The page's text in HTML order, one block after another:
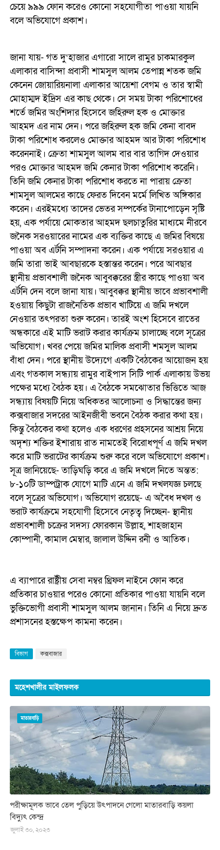
চেয়ে ৯৯৯ ফোন করেও কোনো সহযোগীতা পাওয়া যায়নি
বলে অভিযোগে প্রকাশ।
জানা যায়- গত দু‘হাজার এগারো সালে রামুর চাকমারকুল
এলাকার বাসিন্দা প্রবাসী শামসুল আলম তেপান্ন শতক জমি
কেনেন জোয়ারিয়নালা এলাকার আয়েশা বেগম ও তার স্বামী
মোহাম্মদ ইদ্রিস এর কাছ থেকে। সে সময় টাকা পরিশোধের
শর্তে জমির অংশিদার হিসেবে জহিরুল হক ও মোক্তার
আহমদ এর নাম দেন। পরে জহিরুল হক জমি কেনা বাবদ
টাকা পরিশোধ করলেও মোক্তার আহমদ আর টাকা পরিশোধ
করেননাই। ক্রেতা শামসুল আলম বার বার তাগিদ দেওয়ার
পরও মোক্তার আহমদ জমি কেনার টাকা পরিশোধ করেনি।
তিনি জমি কেনার টাকা পরিশোধ করতে না পারায় ক্রেতা
শামসুল আলমের কাছে ফেরত দিবেন মর্মে লিখিত অঙ্গিকার
করেন। এরইমধ্যে তাদের ভেতর সম্পর্কের টানাপোড়েন সৃষ্টি
হয়, এক পর্যায়ে মোকতার আহমদ ছলচাতুরির মাধ্যমে নীরবে
জনৈক সরওয়ারের নামের এক ব্যক্তির কাছে এ জমির বিষয়ে
পাওয়া অব এর্টনি সম্পাদনা করেন। এক পর্যায়ে সরওয়ার এ
জমি তারা ভাই আবছারকে হস্তান্তর করেন। পরে আবছার
স্থানীয় প্রভাবশালী জনৈক আবুবক্করের স্ত্রীর কাছে পাওয়া অব
এর্টনি দেন বলে জানা যায়। আবুবক্কর স্থানীয় ভাবে প্রভাবশালী
হওয়ায় কিছুটা রাজনৈতিক প্রভাব খাটিয়ে এ জমি দখলে
নেওয়ার তৎপরতা শুরু করেন। তারই অংশ হিসেবে রাতের
অন্ধকারে এই মাটি ভরাট করার কার্যক্রম চালাচ্ছে বলে সূত্রের
অভিযোগ। খবর পেয়ে জমির মালিক প্রবাসী শমসুল আলম
বাঁধা দেন। পরে স্থানীয় উদ্যেগে একটি বৈঠকের আয়োজন হয়
এবং গতকাল সন্ধ্যায় রামুর বাইপাস সিটি পার্ক এলাকায় উভয়
পক্ষের মধ্যে বৈঠক হয়। এ বৈঠকে সমঝোতার ভিত্তিতে আজ
সন্ধ্যায় বিষয়টি নিয়ে অধিকতর আলোচনা ও সিদ্ধান্তের জন্য
কক্সবাজার সদরের আইনজীবী ভবনে বৈঠক করার কথা হয়।
কিন্তু বৈঠকের কথা হলেও এক ধরণের প্রহসনের আশ্রয় নিয়ে
অদৃশ্য শক্তির ইশারায় রাত নামতেই বিরোধপূর্ণ এ জমি দখল
করে মাটি ভরাটের কার্যক্রম শুরু করে বলে অভিযোগে প্রকাশ।
সূত্র জানিয়েছে- তাড়িঘড়ি করে এ জমি দখলে নিতে অন্তত:
৮-১০টি ডাম্পট্রাক যোগে মাটি এনে এ জমি দখলযজ্ঞ চলছে
বলে সূত্রের অভিযোগ। অভিযোগ রয়েছে- এ অবৈধ দখল ও
ভরাট কার্যক্রমে সহযোগী হিসেবে নেতৃত্ব দিচ্ছেন- স্থানীয়
প্রভাবশালী চক্রের সদস্য ফোরকান উল্লাহ, শাহজাহান
কোম্পানী, কামাল মেম্বার, জালাল উদ্দিন রনী ও আতিক।
এ ব্যাপারে রাষ্ট্রীয় সেবা নম্বর থ্রিফল নাইনে ফোন করে
প্রতিকার চাওয়ার পরেও কোনো প্রতিকার পাওয়া যায়নি বলে
ভুক্তিভোগী প্রবাসী শামসুল আলম জানান। তিনি এ নিয়ে দ্রুত
প্রশাসনের হস্তক্ষেপ কামনা করেন।
বিভাগ কক্সবাজার
মহেশখালীর মাইলফলক
মাতারবাড়ি
পরীক্ষামূলক ভাবে তেল পুড়িয়ে উৎপাদনে গেলো মাতারবাড়ি কয়লা
বিদ্যুৎ কেন্দ্র
জুলাই ৩০, ২০২৩